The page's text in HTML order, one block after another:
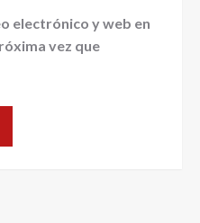
electrónico y web en
vez que